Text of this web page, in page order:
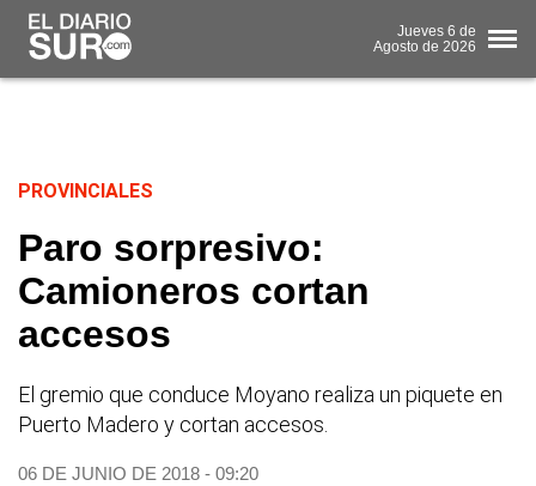
Jueves 6 de
Agosto de 2026
PROVINCIALES
Paro sorpresivo:
Camioneros cortan
accesos
El gremio que conduce Moyano realiza un piquete en
Puerto Madero y cortan accesos.
06 DE JUNIO DE 2018 - 09:20